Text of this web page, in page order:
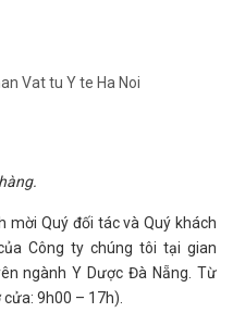
Vat tu Y te Ha Noi
mời Quý đối tác và Quý khách
Công ty chúng tôi tại gian
ngành Y Dược Đà Nẵng. Từ
9h00 – 17h).